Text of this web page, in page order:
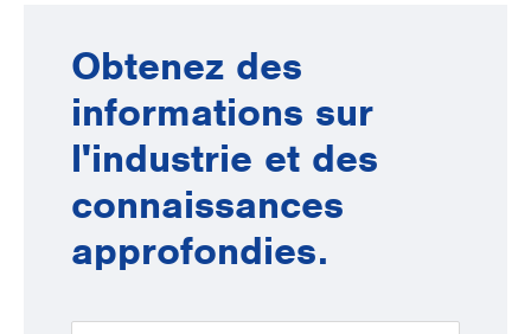
Obtenez des
informations sur
l'industrie et des
connaissances
approfondies.